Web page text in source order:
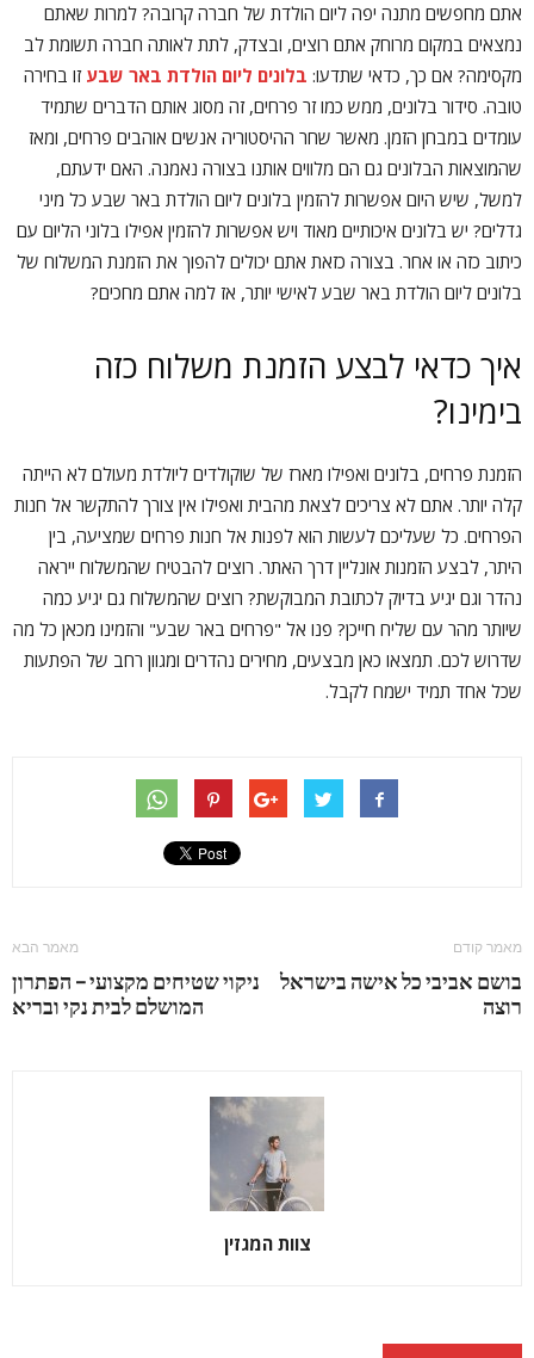
אתם מחפשים מתנה יפה ליום הולדת של חברה קרובה? למרות שאתם
נמצאים במקום מרוחק אתם רוצים, ובצדק, לתת לאותה חברה תשומת לב
מקסימה? אם כך, כדאי שתדעו: בלונים ליום הולדת באר שבע זו בחירה
טובה. סידור בלונים, ממש כמו זר פרחים, זה מסוג אותם הדברים שתמיד
עומדים במבחן הזמן. מאשר שחר ההיסטוריה אנשים אוהבים פרחים, ומאז
שהמוצאות הבלונים גם הם מלווים אותנו בצורה נאמנה. האם ידעתם,
למשל, שיש היום אפשרות להזמין בלונים ליום הולדת באר שבע כל מיני
גדלים? יש בלונים איכותיים מאוד ויש אפשרות להזמין אפילו בלוני הליום עם
כיתוב כזה או אחר. בצורה כזאת אתם יכולים להפוך את הזמנת המשלוח של
בלונים ליום הולדת באר שבע לאישי יותר, אז למה אתם מחכים?
איך כדאי לבצע הזמנת משלוח כזה
בימינו?
הזמנת פרחים, בלונים ואפילו מארז של שוקולדים ליולדת מעולם לא הייתה
קלה יותר. אתם לא צריכים לצאת מהבית ואפילו אין צורך להתקשר אל חנות
הפרחים. כל שעליכם לעשות הוא לפנות אל חנות פרחים שמציעה, בין
היתר, לבצע הזמנות אונליין דרך האתר. רוצים להבטיח שהמשלוח ייראה
נהדר וגם יגיע בדיוק לכתובת המבוקשת? רוצים שהמשלוח גם יגיע כמה
שיותר מהר עם שליח חייכן? פנו אל "פרחים באר שבע" והזמינו מכאן כל מה
שדרוש לכם. תמצאו כאן מבצעים, מחירים נהדרים ומגוון רחב של הפתעות
שכל אחד תמיד ישמח לקבל.
מאמר קודם
בושם אביבי כל אישה בישראל
רוצה
מאמר הבא
ניקוי שטיחים מקצועי – הפתרון
המושלם לבית נקי ובריא
צוות המגזין